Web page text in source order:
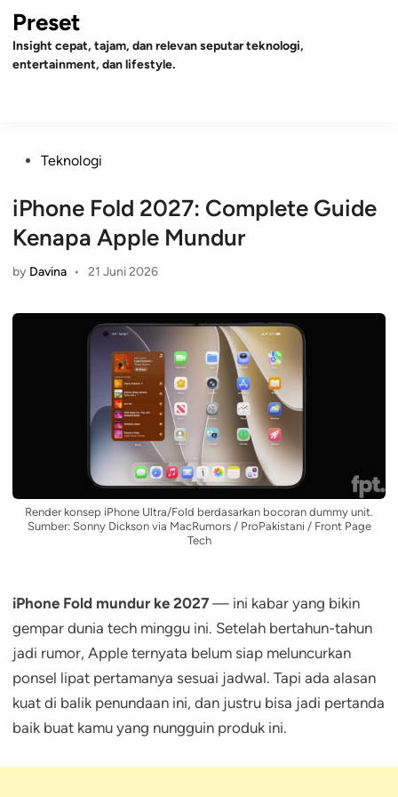
Skip
content
Preset
Insight cepat, tajam, dan relevan seputar teknologi,
entertainment, dan lifestyle.
PostedTeknologi
iPhone Fold 2027: Complete Guide
Kenapa Apple Mundur
by Davina • 21 Juni 2026
Render konsep iPhone Ultra/Fold berdasarkan bocoran dummy unit.
Sumber: Sonny Dickson via MacRumors / ProPakistani / Front Page
Tech
iPhone Fold mundur ke 2027 — ini kabar yang bikin
gempar dunia tech minggu ini. Setelah bertahun-tahun
jadi rumor, Apple ternyata belum siap meluncurkan
ponsel lipat pertamanya sesuai jadwal. Tapi ada alasan
kuat di balik penundaan ini, dan justru bisa jadi pertanda
baik buat kamu yang nungguin produk ini.